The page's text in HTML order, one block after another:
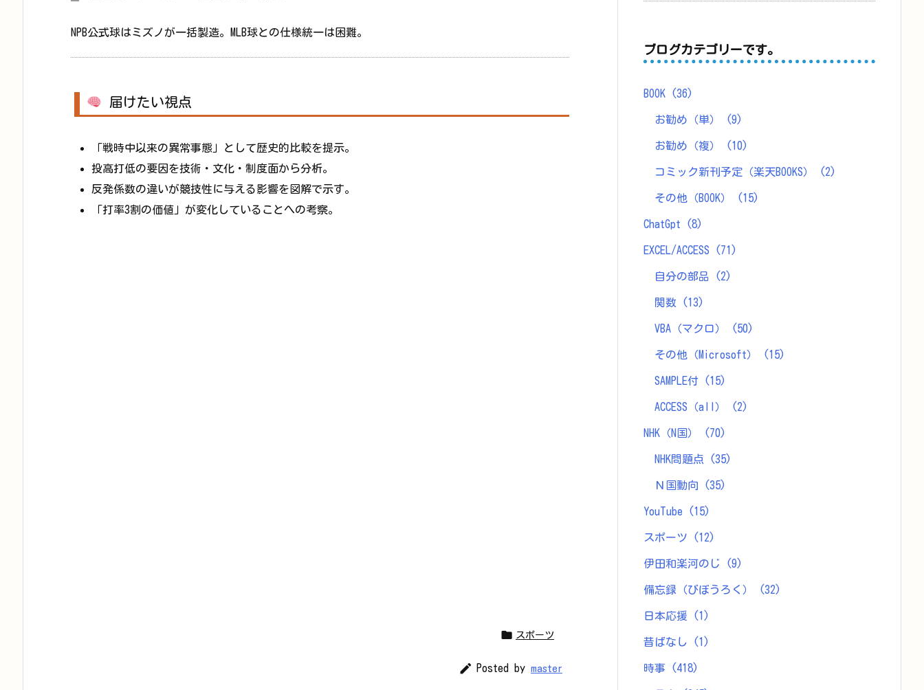
NPB公式球はミズノが一括製造。MLB球との仕様統一は困難。
届けたい視点
「戦時中以来の異常事態」として歴史的比較を提示。
投高打低の要因を技術・文化・制度面から分析。
反発係数の違いが競技性に与える影響を図解で示す。
「打率3割の価値」が変化していることへの考察。
 スポーツ
 Posted by master
ブログカテゴリーです。
BOOK (36)
お勧め（単） (9)
お勧め（複） (10)
コミック新刊予定（楽天BOOKS） (2)
その他（BOOK） (15)
ChatGpt (8)
EXCEL/ACCESS (71)
自分の部品 (2)
関数 (13)
VBA（マクロ） (50)
その他（Microsoft） (15)
SAMPLE付 (15)
ACCESS（all） (2)
NHK（N国） (70)
NHK問題点 (35)
Ｎ国動向 (35)
YouTube (15)
スポーツ (12)
伊田和楽河のじ (9)
備忘録（びぼうろく） (32)
日本応援 (1)
昔ばなし (1)
時事 (418)